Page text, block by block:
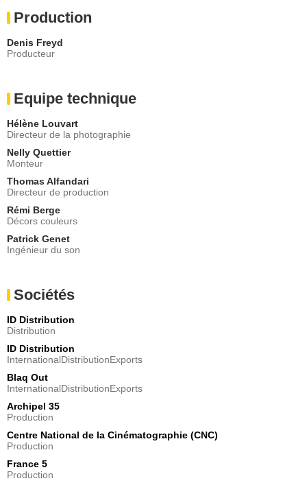
Production
Denis Freyd
Producteur
Equipe technique
Hélène Louvart
Directeur de la photographie
Nelly Quettier
Monteur
Thomas Alfandari
Directeur de production
Rémi Berge
Décors couleurs
Patrick Genet
Ingénieur du son
Sociétés
ID Distribution
Distribution
ID Distribution
InternationalDistributionExports
Blaq Out
InternationalDistributionExports
Archipel 35
Production
Centre National de la Cinématographie (CNC)
Production
France 5
Production